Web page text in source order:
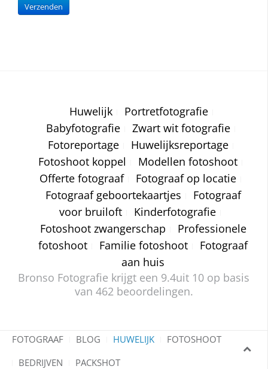
Huwelijk
Portretfotografie
Babyfotografie
Zwart wit fotografie
Fotoreportage
Huwelijksreportage
Fotoshoot koppel
Modellen fotoshoot
Offerte fotograaf
Fotograaf op locatie
Fotograaf geboortekaartjes
Fotograaf
voor bruiloft
Kinderfotografie
Fotoshoot zwangerschap
Professionele
fotoshoot
Familie fotoshoot
Fotograaf
aan huis
Bronso Fotografie krijgt een 9.4uit 10 op basis
van 462 beoordelingen.
FOTOGRAAF BLOG HUWELIJK
FOTOSHOOT
BEDRIJVEN
PACKSHOT